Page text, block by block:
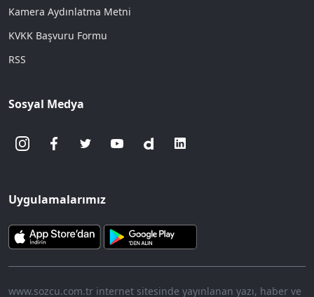
Kamera Aydınlatma Metni
KVKK Başvuru Formu
RSS
Sosyal Medya
Uygulamalarımız
www.sozcu.com.tr internet sitesinde yayınlanan yazı, haber ve